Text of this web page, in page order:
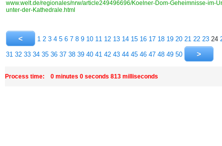
www.welt.de/regionales/nrw/article249496696/Koelner-Dom-Geheimnisse-im-
unter-der-Kathedrale.html
1 2 3 4 5 6 7 8 9 10 11 12 13 14 15 16 17 18 19 20 21 22 23 24
31 32 33 34 35 36 37 38 39 40 41 42 43 44 45 46 47 48 49 50
Process time: 0 minutes 0 seconds 813 milliseconds